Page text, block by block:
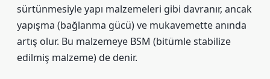
sürtünmesiyle yapı malzemeleri gibi davranır, ancak
yapışma (bağlanma gücü) ve mukavemette anında
artış olur. Bu malzemeye BSM (bitümle stabilize
edilmiş malzeme) de denir.